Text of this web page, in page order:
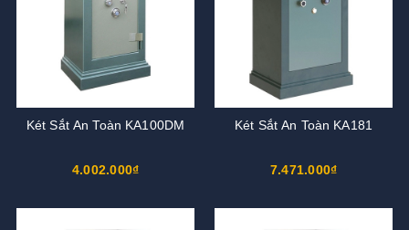
Két Sắt An Toàn KA100DM
4.002.000₫
Két Sắt An Toàn KA181
7.471.000₫